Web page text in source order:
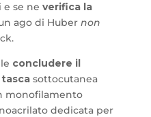
e se ne verifica la
ago di Huber non
concludere il
sottocutanea
monofilamento
dedicata per